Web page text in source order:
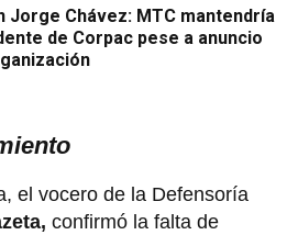
Jorge Chávez: MTC mantendría
de Corpac pese a anuncio
el vocero de la Defensoría
confirmó la falta de